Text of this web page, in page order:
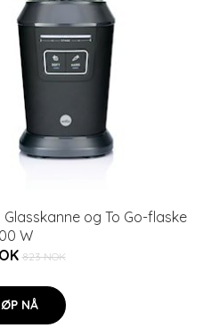
og To Go-flaske
W
823 NOK
NÅ